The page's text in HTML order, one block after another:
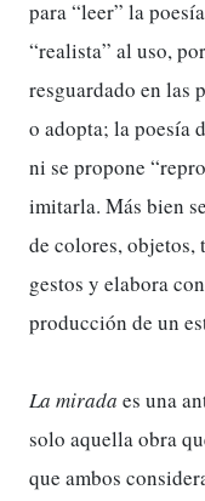
para “leer” la
“realista” al uso,
resguardado en las
o adopta; la poesía
ni se propone
imitarla. Más bien
de colores, objetos,
gestos y elabora
producción de un
La mirada es una
solo aquella obra
que ambos